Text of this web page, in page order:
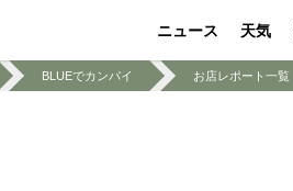
ニュース 天気
BLUEでカンパイ お店レポート一覧